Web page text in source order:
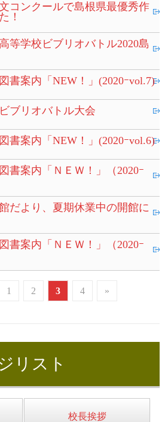
コンクールで島根県最優秀作
！
等学校ビブリオバトル2020島
書案内「NEW！」(2020ｰvol.7)
ブリオバトル大会
書案内「NEW！」(2020ｰvol.6)
書案内「ＮＥＷ！」（2020ｰ
だより、夏期休業中の開館に
書案内「ＮＥＷ！」（2020ｰ
1 2 3 4 »
リスト
校長挨拶